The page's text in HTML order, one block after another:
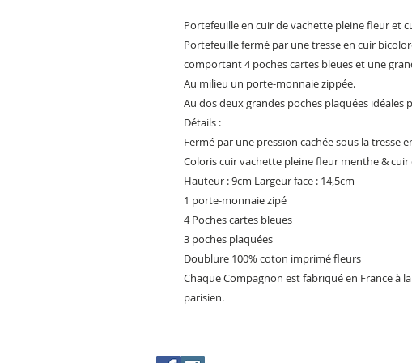
Portefeuille en cuir de vachette pleine fleur et
Portefeuille fermé par une tresse en cuir
comportant 4 poches cartes bleues et une
Au milieu un porte-monnaie zippée.
Au dos deux grandes poches plaquées idéales
Détails :
Fermé par une pression cachée sous la tresse
Coloris cuir vachette pleine fleur menthe &
Hauteur : 9cm Largeur face : 14,5cm
1 porte-monnaie zipé
4 Poches cartes bleues
3 poches plaquées
Doublure 100% coton imprimé fleurs
Chaque Compagnon est fabriqué en France à
parisien.